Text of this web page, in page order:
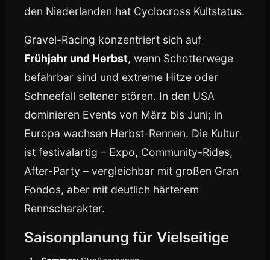
den Niederlanden hat Cyclocross Kultstatus.
Gravel-Racing konzentriert sich auf
Frühjahr und Herbst, wenn Schotterwege
befahrbar sind und extreme Hitze oder
Schneefall seltener stören. In den USA
dominieren Events von März bis Juni; in
Europa wachsen Herbst-Rennen. Die Kultur
ist festivalartig – Expo, Community-Rides,
After-Party – vergleichbar mit großen Gran
Fondos, aber mit deutlich härterem
Rennscharakter.
Saisonplanung für Vielseitige